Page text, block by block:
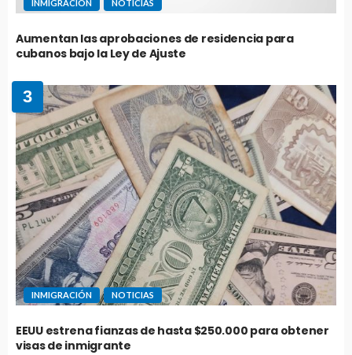
INMIGRACIÓN NOTICIAS
Aumentan las aprobaciones de residencia para
cubanos bajo la Ley de Ajuste
3
INMIGRACIÓN NOTICIAS
EEUU estrena fianzas de hasta $250.000 para obtener
visas de inmigrante